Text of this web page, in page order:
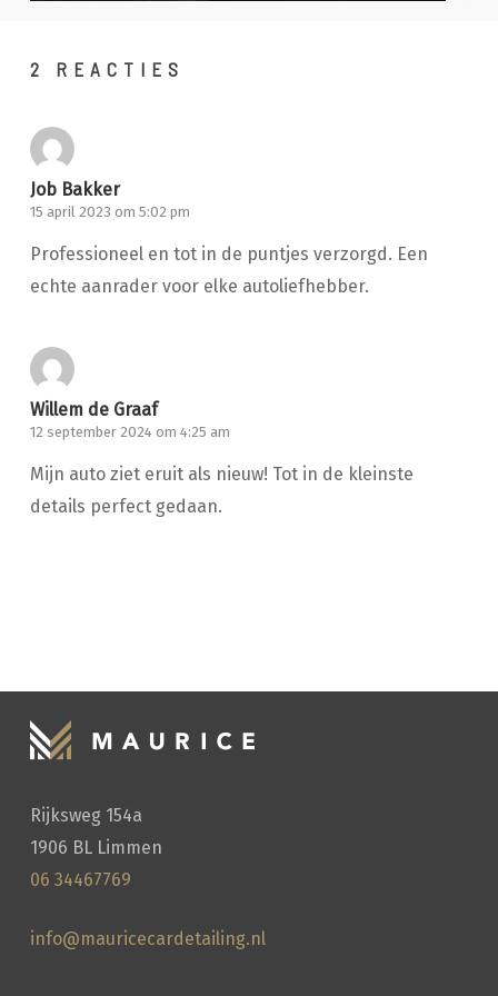
HANDWASSEN
2 REACTIES
Job Bakker
15 april 2023 om 5:02 pm
Professioneel en tot in de puntjes verzorgd. Een
echte aanrader voor elke autoliefhebber.
Willem de Graaf
12 september 2024 om 4:25 am
Mijn auto ziet eruit als nieuw! Tot in de kleinste
details perfect gedaan.
Rijksweg 154a
1906 BL Limmen
06 34467769
info@mauricecardetailing.nl